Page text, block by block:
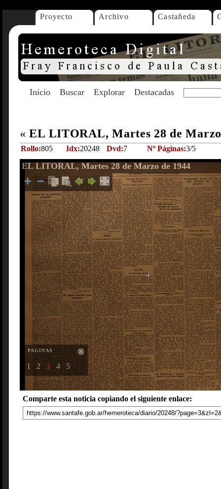
Proyecto Archivo Castañeda
Inicio Buscar Explorar Destacadas
« EL LITORAL, Martes 28 de
Rollo:805 Idx:20248 Dvd:7 Nº Páginas:3/5
EL LITORAL, Martes 28 de Marzo de 1944
PAGINAS
1 2 3 4 5
Comparte esta noticia copiando el siguiente enlace: